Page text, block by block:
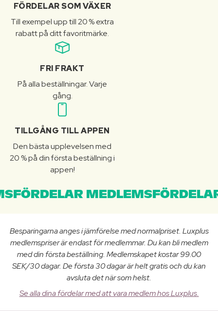
FÖRDELAR SOM VÄXER
Till exempel upp till 20 % extra
rabatt på ditt favoritmärke.
FRI FRAKT
På alla beställningar. Varje
gång.
TILLGÅNG TILL APPEN
Den bästa upplevelsen med
20 % på din första beställning i
appen!
Besparingarna anges i jämförelse med normalpriset. Luxplus
medlemspriser är endast för medlemmar. Du kan bli medlem
med din första beställning. Medlemskapet kostar 99.00
SEK/30 dagar. De första 30 dagar är helt gratis och du kan
avsluta det när som helst.
Se alla dina fördelar med att vara medlem hos Luxplus.